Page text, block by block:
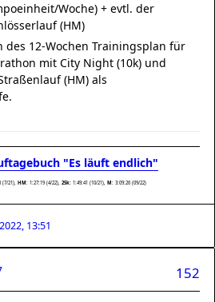
Woche) + evtl. der
(HM)
des 12-Wochen Trainingsplan für
mit City Night (10k) und
(HM) als
"Es läuft endlich"
(7/21), HM: 1:27:19 (4/22), 25k:1:49:41 (10/21), M: 3:09:26 (09/22)
13:51
152